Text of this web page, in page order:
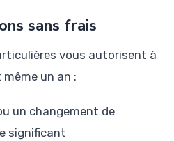
sans frais
vous autorisent à
un an :
un changement de
significant